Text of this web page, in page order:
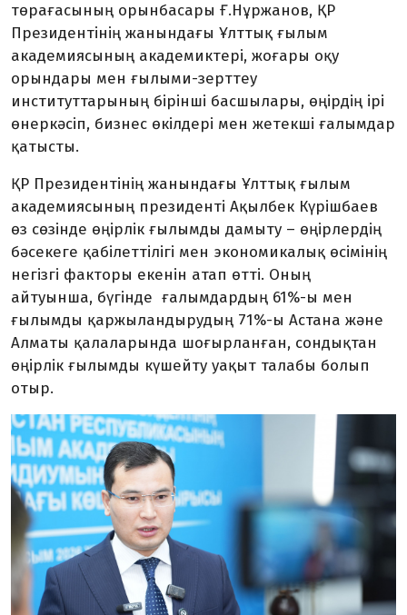
төрағасының орынбасары Ғ.Нұржанов, ҚР
Президентінің жанындағы Ұлттық ғылым
академиясының академиктері, жоғары оқу
орындары мен ғылыми-зерттеу
институттарының бірінші басшылары, өңірдің ірі
өнеркәсіп, бизнес өкілдері мен жетекші ғалымдар
қатысты.
ҚР Президентінің жанындағы Ұлттық ғылым
академиясының президенті Ақылбек Күрішбаев
өз сөзінде өңірлік ғылымды дамыту – өңірлердің
бәсекеге қабілеттілігі мен экономикалық өсімінің
негізгі факторы екенін атап өтті. Оның
айтуынша, бүгінде ғалымдардың 61%-ы мен
ғылымды қаржыландырудың 71%-ы Астана және
Алматы қалаларында шоғырланған, сондықтан
өңірлік ғылымды күшейту уақыт талабы болып
отыр.